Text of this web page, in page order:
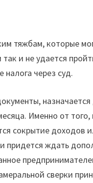
тяжбам, которые
и не удается
налога через суд.
Именно от
сокрытие
ждать
сверки